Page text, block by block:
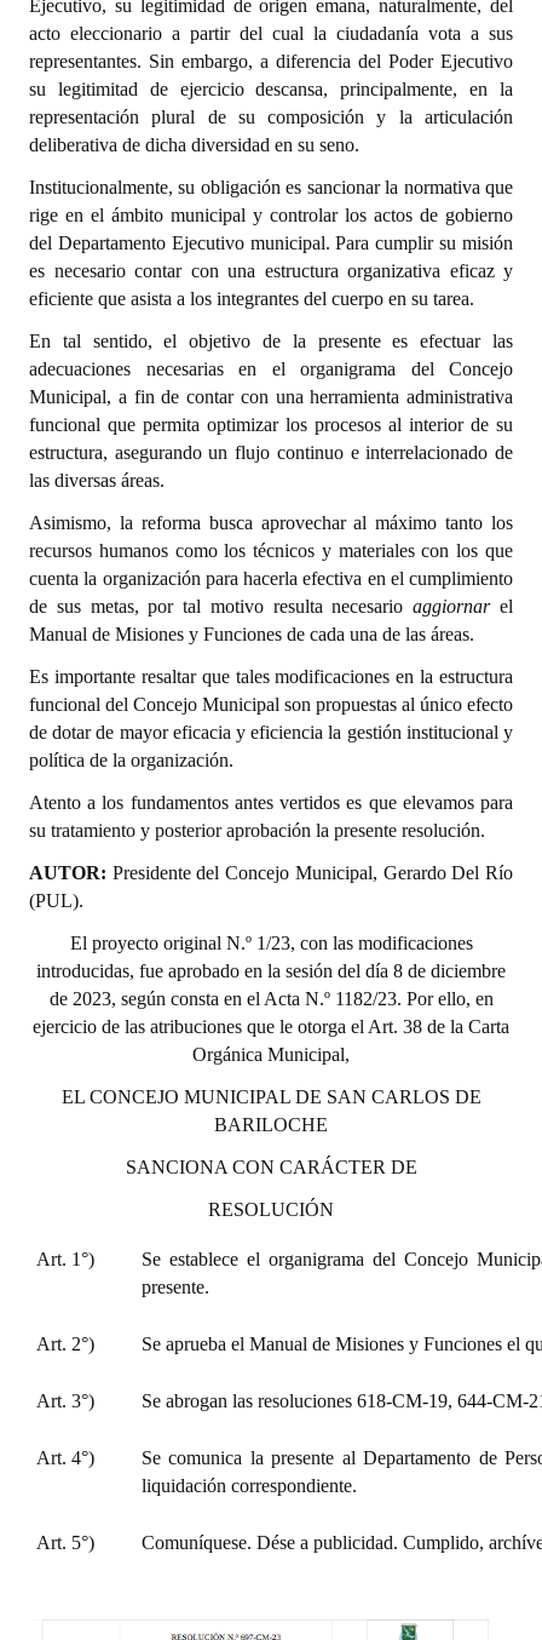
Proyectos Presentados
Dictámenes Asesoría Letrada
Actas de Sesión
Informes de Unidad Coordinadora
Ejecución Presupuestaria
Actas de Audiencias Públicas
NORMATIVA
Comunicaciones
Declaraciones
Resoluciones
Resoluciones de Presidencia
INSTITUCIONAL
Antiguos Pobladores
Noticias Destacadas
Registros y Distinciones
Datos Históricos
Premio al Mérito - Registro
Audiencias Públicas - Registro
Mujeres que Dejaron Huellas - Registro
Periodistas Decanos - Registro
Ciudadano Ilustre - Registro
Banca del Vecino - Registro
Bariloche, Municipio intercultural
Entrega de distinciones
REFORMA DE LA CARTA ORGÁNICA
Ejecutivo, su legitimidad de origen emana, naturalmente, del
acto eleccionario a partir del cual la ciudadanía vota a sus
representantes. Sin embargo, a diferencia del Poder Ejecutivo
su legitimitad de ejercicio descansa, principalmente, en la
representación plural de su composición y la articulación
deliberativa de dicha diversidad en su seno.
Institucionalmente, su obligación es sancionar la normativa que
rige en el ámbito municipal y controlar los actos de gobierno
del Departamento Ejecutivo municipal. Para cumplir su misión
es necesario contar con una estructura organizativa eficaz y
eficiente que asista a los integrantes del cuerpo en su tarea.
En tal sentido, el objetivo de la presente es efectuar las
adecuaciones necesarias en el organigrama del Concejo
Municipal, a fin de contar con una herramienta administrativa
funcional que permita optimizar los procesos al interior de su
estructura, asegurando un flujo continuo e interrelacionado de
las diversas áreas.
Asimismo, la reforma busca aprovechar al máximo tanto los
recursos humanos como los técnicos y materiales con los que
cuenta la organización para hacerla efectiva en el cumplimiento
de sus metas, por tal motivo resulta necesarioaggiornarel
Manual de Misiones y Funciones de cada una de las áreas.
Es importante resaltar que tales modificaciones en la estructura
funcional del Concejo Municipal son propuestas al único efecto
de dotar de mayor eficacia y eficiencia la gestión institucional y
política de la organización.
Atento a los fundamentos antes vertidos es que elevamos para
su tratamiento y posterior aprobación la presente resolución.
AUTOR: Presidente del Concejo Municipal, Gerardo Del Río
(PUL).
El proyecto original N.º 1/23, con las modificaciones
introducidas, fue aprobado en la sesión del día 8 de diciembre
de 2023, según consta en el Acta N.º 1182/23. Por ello, en
ejercicio de las atribuciones que le otorga el Art. 38 de la Carta
Orgánica Municipal,
EL CONCEJO MUNICIPAL DE SAN CARLOS DE
BARILOCHE
SANCIONA CON CARÁCTER DE
RESOLUCIÓN
Art. 1°)
Se establece el organigrama del Concejo
presente.
Art. 2°) Se aprueba el Manual de Misiones y Funciones el
Art. 3°) Se abrogan las resoluciones 618-CM-19, 644-CM-
Art. 4°)
Se comunica la presente al Departamento de
liquidación correspondiente.
Art. 5°) Comuníquese. Dése a publicidad. Cumplido,